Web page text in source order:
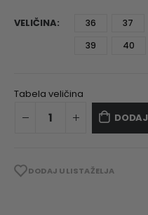
VELIČINA 36 37
39
40
Tabela veličina
DODAJ U LISTA ŽELJA